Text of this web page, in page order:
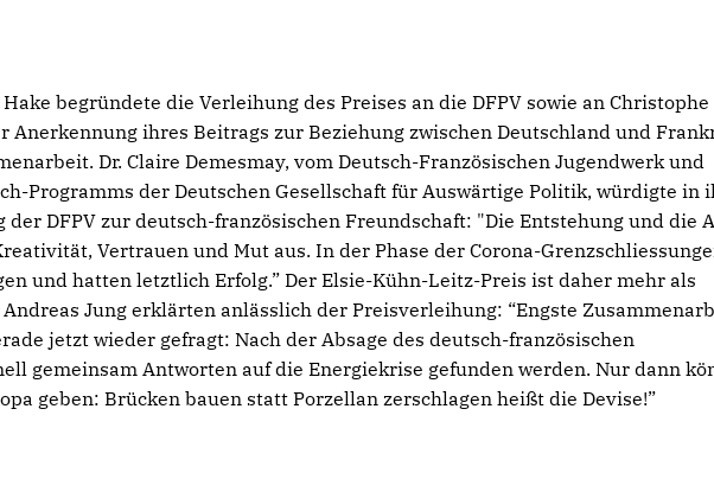
begründete die Verleihung des Preises an die DFPV sowie an Christophe
Anerkennung ihres Beitrags zur Beziehung zwischen Deutschland und
Dr. Claire Demesmay, vom Deutsch-Französischen Jugendwerk und
Programms der Deutschen Gesellschaft für Auswärtige Politik, würdigte in
DFPV zur deutsch-französischen Freundschaft: "Die Entstehung und die
Vertrauen und Mut aus. In der Phase der Corona-
und hatten letztlich Erfolg.” Der Elsie-Kühn-Leitz-Preis ist daher mehr als
Jung erklärten anlässlich der Preisverleihung: “Engste
jetzt wieder gefragt: Nach der Absage des deutsch-französischen
gemeinsam Antworten auf die Energiekrise gefunden werden. Nur dann
geben: Brücken bauen statt Porzellan zerschlagen heißt die Devise!”